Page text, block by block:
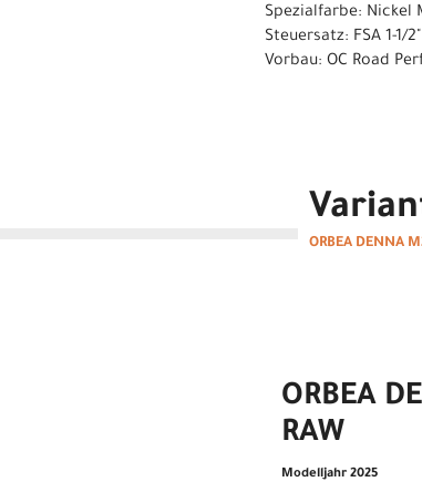
Spezialfarbe: Nickel
Steuersatz: FSA 1-
Vorbau: OC Road
ORBEA DENNA
ORBEA
RAW
Modelljahr 2025